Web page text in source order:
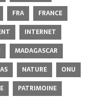
FRA
FRANCE
INTERNET
MADAGASCAR
NATURE
ONU
PATRIMOINE